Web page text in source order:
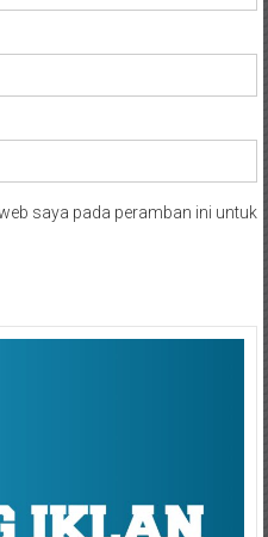
saya pada peramban ini untuk